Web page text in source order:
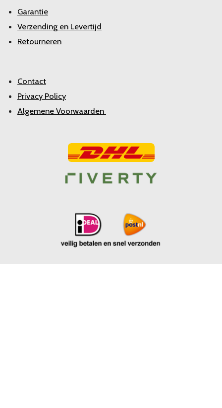
Garantie
Verzending en Levertijd
Retourneren
Contact
Privacy Policy
Algemene Voorwaarden